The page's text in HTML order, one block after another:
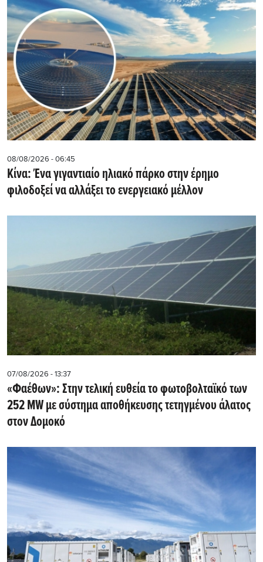
08/08/2026 - 06:45
Κίνα: Ένα γιγαντιαίο ηλιακό πάρκο στην έρημο
φιλοδοξεί να αλλάξει το ενεργειακό μέλλον
07/08/2026 - 13:37
«Φαέθων»: Στην τελική ευθεία το φωτοβολταϊκό των
252 MW με σύστημα αποθήκευσης τετηγμένου άλατος
στον Δομοκό